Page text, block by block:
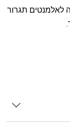
לאלמנטים תגרור